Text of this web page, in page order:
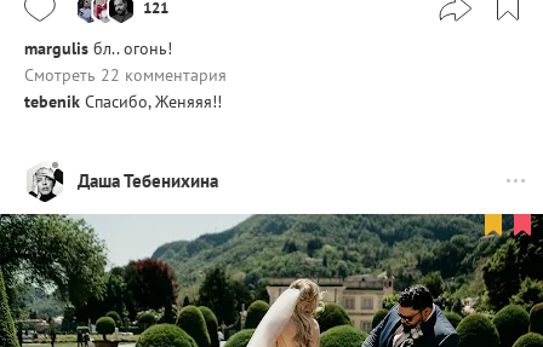
121
margulis бл.. огонь!
Смотреть 22 комментария
tebenik Спасибо, Женяяя!!
Даша Тебенихина